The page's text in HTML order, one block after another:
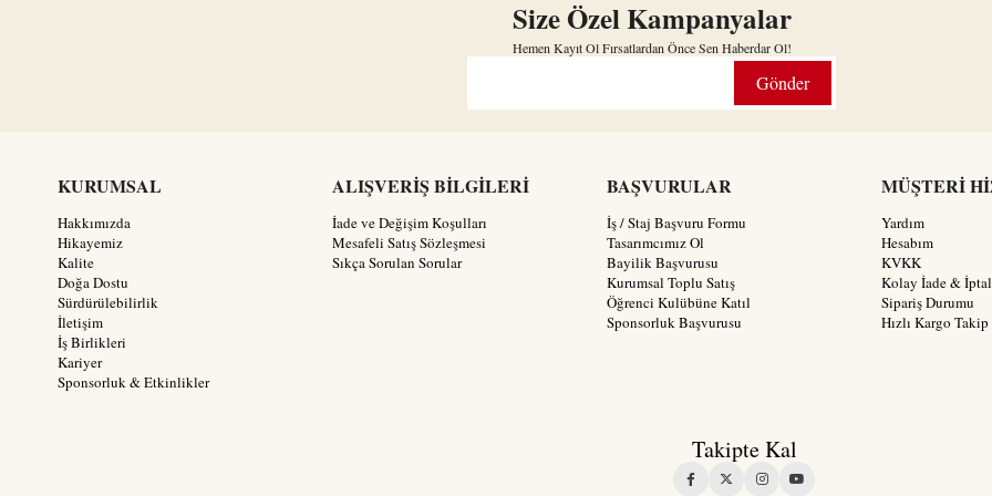
Size Özel Kampanyalar
Hemen Kayıt Ol Fırsatlardan Önce Sen Haberdar Ol!
Gönder
KURUMSAL
Hakkımızda
Hikayemiz
Kalite
Doğa Dostu
Sürdürülebilirlik
İletişim
İş Birlikleri
Kariyer
Sponsorluk & Etkinlikler
ALIŞVERİŞ BİLGİLERİ
İade ve Değişim Koşulları
Mesafeli Satış Sözleşmesi
Sıkça Sorulan Sorular
BAŞVURULAR
İş / Staj Başvuru Formu
Tasarımcımız Ol
Bayilik Başvurusu
Kurumsal Toplu Satış
Öğrenci Kulübüne Katıl
Sponsorluk Başvurusu
MÜŞTERİ
Yardım
Hesabım
KVKK
Kolay İade & İptal
Sipariş Durumu
Hızlı Kargo Takip
Takipte Kal